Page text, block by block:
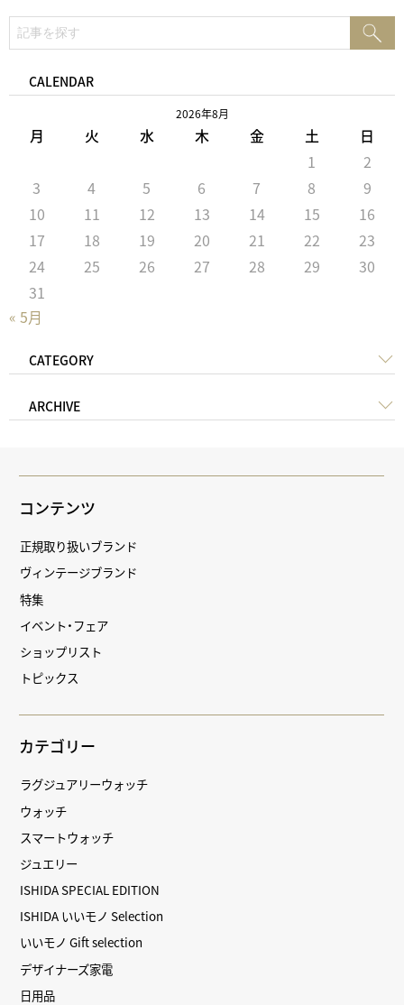
索:
CALENDAR
2026年8月
月 火 水 木 金 土 日
« 5月
1
2
3
4 5 6 7 8
9
10
11 12 13 14 15
16
17
18 19 20 21 22
23
24
25 26 27 28 29
30
31
CATEGORY
ARCHIVE
コンテンツ
正規取り扱いブランド
ヴィンテージブランド
特集
イベント・フェア
ショップリスト
トピックス
カテゴリー
ラグジュアリーウォッチ
ウォッチ
スマートウォッチ
ジュエリー
ISHIDA SPECIAL EDITION
ISHIDA いいモノ Selection
いいモノ Gift selection
デザイナーズ家電
日用品